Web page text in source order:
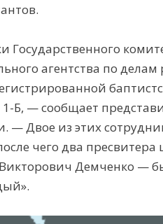
Государственного
агентства по
Б, — сообщает
— Двое из этих
чего два
Демченко —